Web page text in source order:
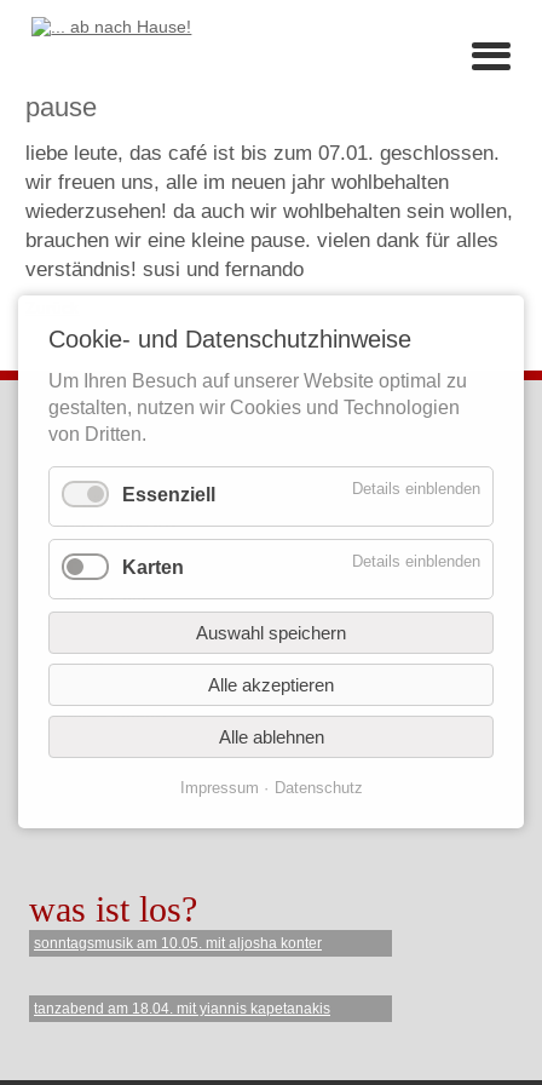
pause
liebe leute, das café ist bis zum 07.01. geschlossen.
wir freuen uns, alle im neuen jahr wohlbehalten
wiederzusehen! da auch wir wohlbehalten sein wollen,
brauchen wir eine kleine pause. vielen dank für alles
verständnis! susi und fernando
kontakt
brunnenstraße elf a
56203 höhr-grenzhausen
tel. 02624.1809302
öffnungszeiten
mo: 15 - 21 uhr
mi: 19 - 23 uhr
fr: 15 - 23 uhr
(bei musik länger)
was ist los?
sonntagsmusik am 10.05. mit aljosha konter
tanzabend am 18.04. mit yiannis kapetanakis
Cookie- und Datenschutzhinweise
Um Ihren Besuch auf unserer Website optimal zu
gestalten, nutzen wir Cookies und Technologien
von Dritten.
Essenziell Details einblenden
Karten Details einblenden
Auswahl speichern
Alle akzeptieren
Alle ablehnen
Impressum Datenschutz